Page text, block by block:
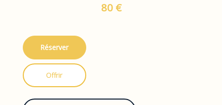
80 €
Réserver
Offrir